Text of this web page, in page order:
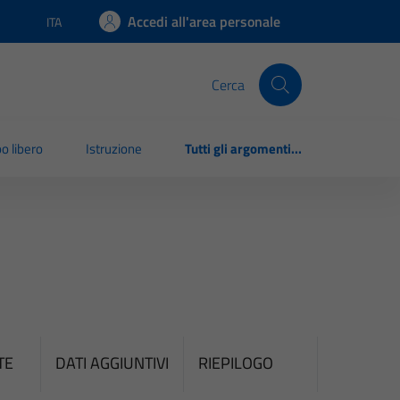
Lingua attiva:
ITA Accedi all'area personale
Cerca
libero Istruzione Tutti gli argomenti...
DATI AGGIUNTIVI RIEPILOGO